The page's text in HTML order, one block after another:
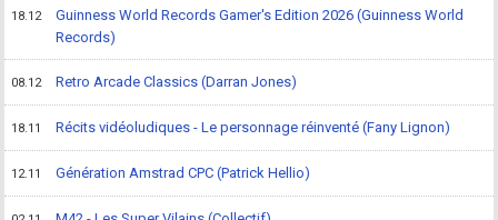
18.12
Guinness World Records Gamer's Edition 2026 (Guinness World
Records)
08.12 Retro Arcade Classics (Darran Jones)
18.11 Récits vidéoludiques - Le personnage réinventé (Fany Lignon)
12.11 Génération Amstrad CPC (Patrick Hellio)